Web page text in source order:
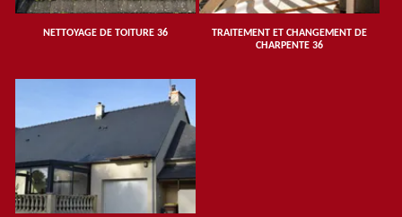
NETTOYAGE DE TOITURE 36
TRAITEMENT ET CHANGEMENT DE
CHARPENTE 36